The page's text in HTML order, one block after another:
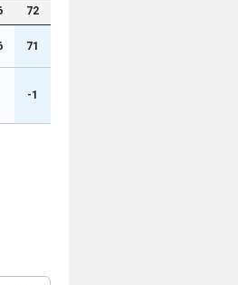
72
71
-1